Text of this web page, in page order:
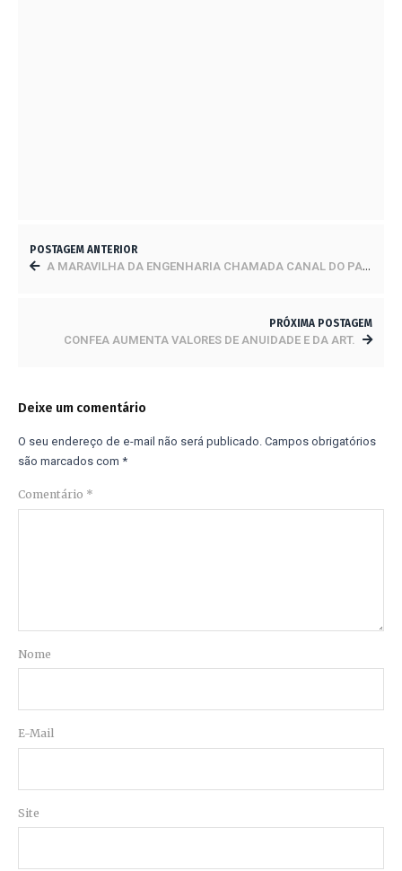
POSTAGEM ANTERIOR
A MARAVILHA DA ENGENHARIA CHAMADA CANAL DO PANAMÁ!
PRÓXIMA POSTAGEM
CONFEA AUMENTA VALORES DE ANUIDADE E DA ART.
Deixe um comentário
O seu endereço de e-mail não será publicado. Campos obrigatórios
são marcados com *
Comentário *
Nome
E-Mail
Site